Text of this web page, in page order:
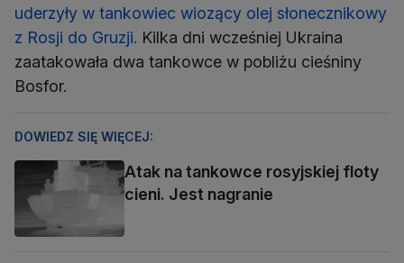
uderzyły w tankowiec wiozący olej słonecznikowy
z Rosji do Gruzji. Kilka dni wcześniej Ukraina
zaatakowała dwa tankowce w pobliżu cieśniny
Bosfor.
DOWIEDZ SIĘ WIĘCEJ:
Atak na tankowce rosyjskiej floty
cieni. Jest nagranie